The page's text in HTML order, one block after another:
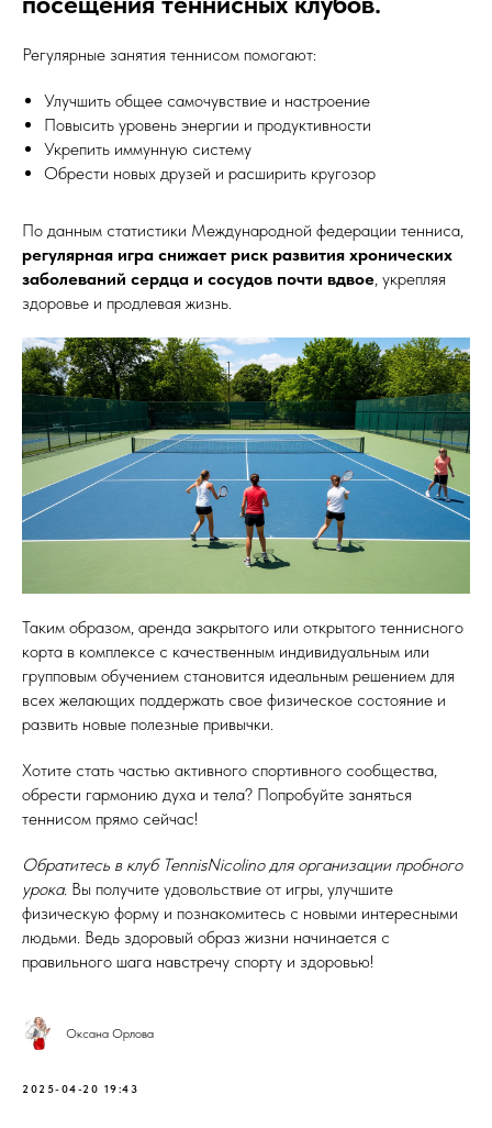
Регулярные занятия теннисом помогают:
Улучшить общее самочувствие и настроение
Повысить уровень энергии и продуктивности
Укрепить иммунную систему
Обрести новых друзей и расширить кругозор
По данным статистики Международной федерации тенниса,
регулярная игра снижает риск развития хронических
заболеваний сердца и сосудов почти вдвое, укрепляя
здоровье и продлевая жизнь.
Таким образом, аренда закрытого или открытого теннисного
корта в комплексе с качественным индивидуальным или
групповым обучением становится идеальным решением для
всех желающих поддержать свое физическое состояние и
развить новые полезные привычки.
Хотите стать частью активного спортивного сообщества,
обрести гармонию духа и тела? Попробуйте заняться
теннисом прямо сейчас!
Обратитесь в клуб TennisNicolino для организации пробного
урока. Вы получите удовольствие от игры, улучшите
физическую форму и познакомитесь с новыми интересными
людьми. Ведь здоровый образ жизни начинается с
правильного шага навстречу спорту и здоровью!
Оксана Орлова
2025-04-20 19:43